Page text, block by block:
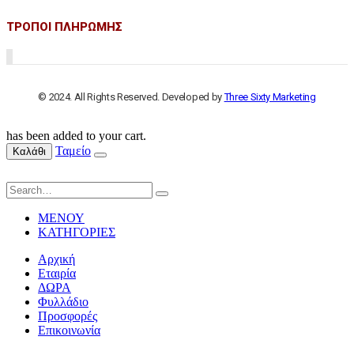
ΤΡΟΠΟΙ ΠΛΗΡΩΜΗΣ
© 2024. All Rights Reserved. Developed byThree Sixty Marketing
has been added to your cart.
Καλάθι Ταμείο
ΜΕΝΟΥ
ΚΑΤΗΓΟΡΙΕΣ
Αρχική
Εταιρία
ΔΩΡΑ
Φυλλάδιο
Προσφορές
Επικοινωνία